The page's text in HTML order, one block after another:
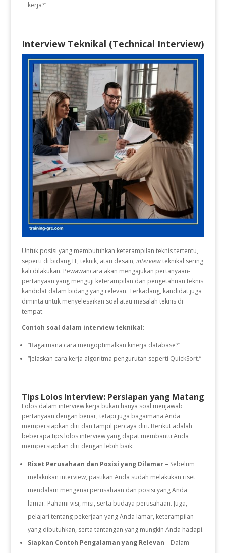
kerja?”
Interview Teknikal (Technical Interview)
Untuk posisi yang membutuhkan keterampilan teknis tertentu,
seperti di bidang IT, teknik, atau desain, interviewteknikal sering
kali dilakukan. Pewawancara akan mengajukan pertanyaan-
pertanyaan yang menguji keterampilan dan pengetahuan teknis
kandidat dalam bidang yang relevan. Terkadang, kandidat juga
diminta untuk menyelesaikan soal atau masalah teknis di
tempat.
Contoh soal dalam interview teknikal:
“Bagaimana cara mengoptimalkan kinerja database?”
“Jelaskan cara kerja algoritma pengurutan seperti QuickSort.”
Tips Lolos Interview: Persiapan yang Matang
Lolos dalam interview kerja bukan hanya soal menjawab
pertanyaan dengan benar, tetapi juga bagaimana Anda
mempersiapkan diri dan tampil percaya diri. Berikut adalah
beberapa tips lolos interview yang dapat membantu Anda
mempersiapkan diri dengan lebih baik:
Riset Perusahaan dan Posisi yang Dilamar – Sebelum
melakukan interview, pastikan Anda sudah melakukan riset
mendalam mengenai perusahaan dan posisi yang Anda
lamar. Pahami visi, misi, serta budaya perusahaan. Juga,
pelajari tentang pekerjaan yang Anda lamar, keterampilan
yang dibutuhkan, serta tantangan yang mungkin Anda hadapi.
Siapkan Contoh Pengalaman yang Relevan – Dalam